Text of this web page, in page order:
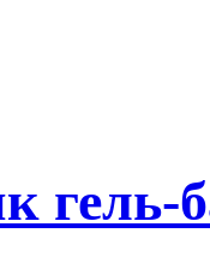
гель-